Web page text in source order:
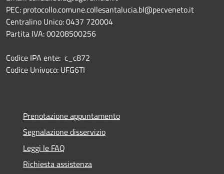
PEC: protocollo.comune.collesantalucia.bl@pecveneto.it
Centralino Unico: 0437 720004
Partita IVA: 00208500256
Codice IPA ente: c_c872
Codice Univoco: UFG6TI
Prenotazione appuntamento
Segnalazione disservizio
Leggi le FAQ
Richiesta assistenza